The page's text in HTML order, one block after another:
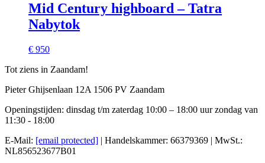
Mid Century highboard – Tatra
Nabytok
€ 950
Tot ziens in Zaandam!
Pieter Ghijsenlaan 12A 1506 PV Zaandam
Openingstijden: dinsdag t/m zaterdag 10:00 – 18:00 uur zondag van
11:30 - 18:00
E-Mail: [email protected] | Handelskammer: 66379369 | MwSt.:
NL856523677B01